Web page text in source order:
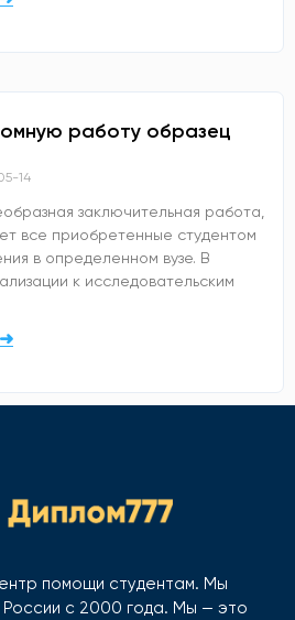
работу образец
14
заключительная работа,
все приобретенные студентом
в определенном вузе. В
к исследовательским
помощи студентам. Мы
с 2000 года. Мы — это